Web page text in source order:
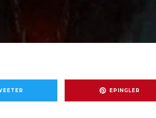
EPINGLER